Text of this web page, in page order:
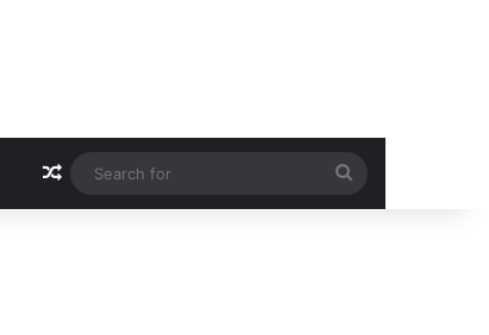
Random Article
for